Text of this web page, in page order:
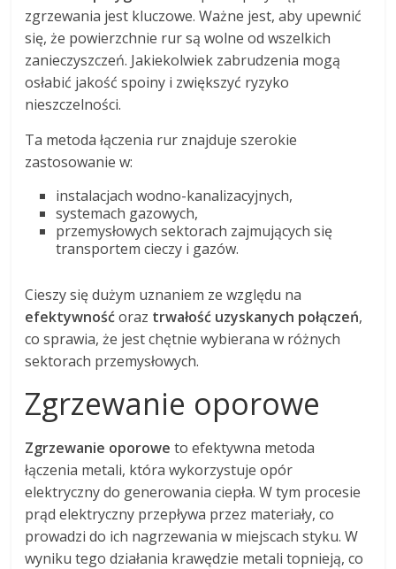
zgrzewania jest kluczowe. Ważne jest, aby upewnić
się, że powierzchnie rur są wolne od wszelkich
zanieczyszczeń. Jakiekolwiek zabrudzenia mogą
osłabić jakość spoiny i zwiększyć ryzyko
nieszczelności.
Ta metoda łączenia rur znajduje szerokie
zastosowanie w:
instalacjach wodno-kanalizacyjnych,
systemach gazowych,
przemysłowych sektorach zajmujących się
transportem cieczy i gazów.
Cieszy się dużym uznaniem ze względu na
efektywnośćoraz trwałość uzyskanych połączeń,
co sprawia, że jest chętnie wybierana w różnych
sektorach przemysłowych.
Zgrzewanie oporowe
Zgrzewanie oporowe to efektywna metoda
łączenia metali, która wykorzystuje opór
elektryczny do generowania ciepła. W tym procesie
prąd elektryczny przepływa przez materiały, co
prowadzi do ich nagrzewania w miejscach styku. W
wyniku tego działania krawędzie metali topnieją, co